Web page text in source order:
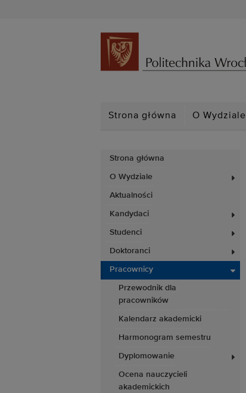
Strona główna O Wydziale
Strona główna
O Wydziale
Aktualności
Kandydaci
Studenci
Doktoranci
Pracownicy
Przewodnik dla
pracowników
Kalendarz akademicki
Harmonogram semestru
Dyplomowanie
Ocena nauczycieli
akademickich